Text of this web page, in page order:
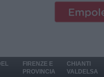
FIRENZE E
PROVINCIA
CHIANTI
VALDELSA